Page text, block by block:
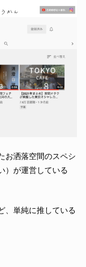
お洒落空間のスペシ
）が運営している
、単純に推している